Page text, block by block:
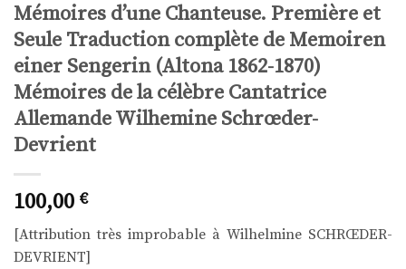
Mémoires d’une Chanteuse. Première et
Seule Traduction complète de Memoiren
einer Sengerin (Altona 1862-1870)
Mémoires de la célèbre Cantatrice
Allemande Wilhemine Schrœder-
Devrient
100,00 €
[Attribution très improbable à Wilhelmine SCHRŒDER-
DEVRIENT]